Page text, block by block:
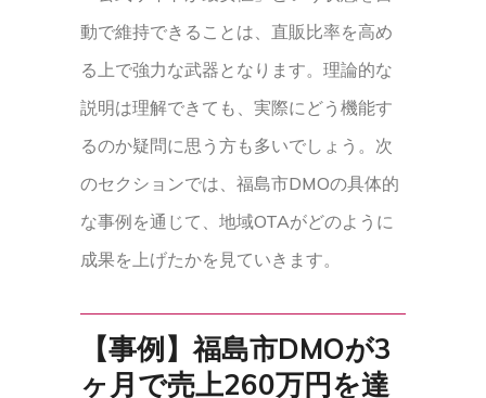
動で維持できることは、直販比率を高め
る上で強力な武器となります。理論的な
説明は理解できても、実際にどう機能す
るのか疑問に思う方も多いでしょう。次
のセクションでは、福島市DMOの具体的
な事例を通じて、地域OTAがどのように
成果を上げたかを見ていきます。
【事例】福島市DMOが3
ヶ月で売上260万円を達